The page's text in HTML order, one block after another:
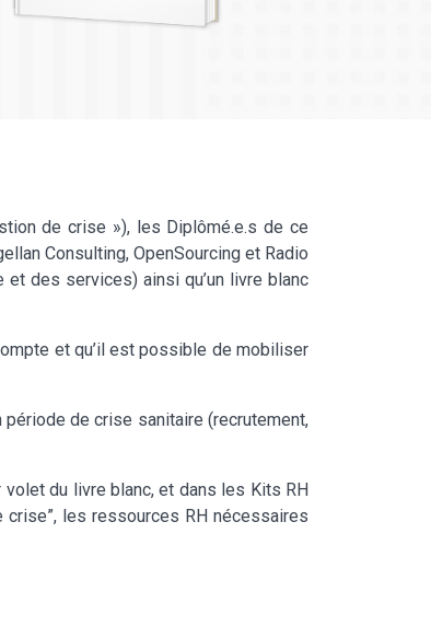
de crise »), les Diplômé.e.s de ce
Consulting, OpenSourcing et Radio
des services) ainsi qu’un livre blanc
et qu’il est possible de mobiliser
de crise sanitaire (recrutement,
du livre blanc, et dans les Kits RH
les ressources RH nécessaires